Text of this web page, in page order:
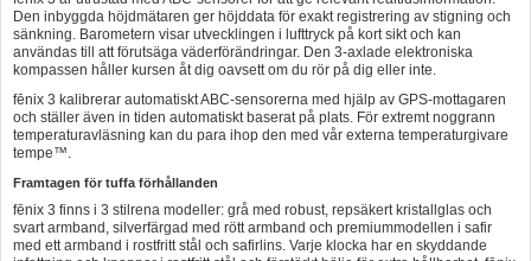
Den inbyggda höjdmätaren ger höjddata för exakt registrering av stigning och
sänkning. Barometern visar utvecklingen i lufttryck på kort sikt och kan
användas till att förutsäga väderförändringar. Den 3-axlade elektroniska
kompassen håller kursen åt dig oavsett om du rör på dig eller inte.
fēnix 3 kalibrerar automatiskt ABC-sensorerna med hjälp av GPS-mottagaren
och ställer även in tiden automatiskt baserat på plats. För extremt noggrann
temperaturavläsning kan du para ihop den med vår externa temperaturgivare
tempe™.
Framtagen för tuffa förhållanden
fēnix 3 finns i 3 stilrena modeller: grå med robust, repsäkert kristallglas och
svart armband, silverfärgad med rött armband och premiummodellen i safir
med ett armband i rostfritt stål och safirlins. Varje klocka har en skyddande